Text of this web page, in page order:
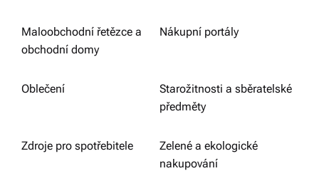
Maloobchodní řetězce a
obchodní domy
Nákupní portály
Oblečení
Starožitnosti a sběratelské
předměty
Zdroje pro spotřebitele
Zelené a ekologické
nakupování